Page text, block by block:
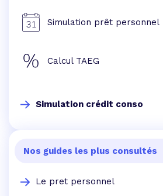
Simulation prêt personnel
Calcul TAEG
Simulation crédit conso
Nos guides les plus consultés
Le pret personnel